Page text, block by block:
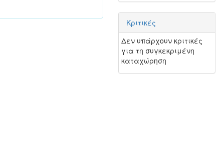
Κριτικές
Δεν υπάρχουν κριτικές
για τη συγκεκριμένη
καταχώρηση